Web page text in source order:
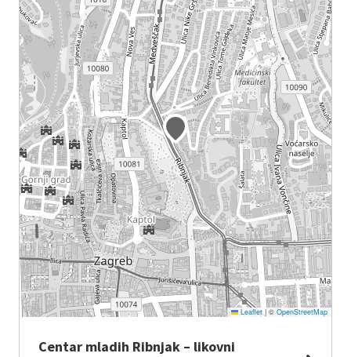
Leaflet |© OpenStreetMap
Centar mladih Ribnjak – likovni